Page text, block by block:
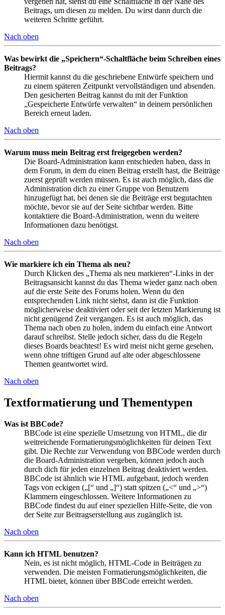
Beitrags, um diesen zu melden. Du wirst dann durch die
weiteren Schritte geführt.
Nach oben
Was bewirkt die „Speichern“-Schaltfläche beim Schreiben eines
Beitrags?
Hiermit kannst du die geschriebene Entwürfe speichern und
zu einem späteren Zeitpunkt vervollständigen und absenden.
Den gesicherten Beitrag kannst du mit der Funktion
„Gespeicherte Entwürfe verwalten“ in deinem persönlichen
Bereich erneut laden.
Nach oben
Warum muss mein Beitrag erst freigegeben werden?
Die Board-Administration kann entschieden haben, dass in
dem Forum, in dem du einen Beitrag erstellt hast, die Beiträge
zuerst geprüft werden müssen. Es ist auch möglich, dass die
Administration dich zu einer Gruppe von Benutzern
hinzugefügt hat, bei denen sie die Beiträge erst begutachten
möchte, bevor sie auf der Seite sichtbar werden. Bitte
kontaktiere die Board-Administration, wenn du weitere
Informationen dazu benötigst.
Nach oben
Wie markiere ich ein Thema als neu?
Durch Klicken des „Thema als neu markieren“-Links in der
Beitragsansicht kannst du das Thema wieder ganz nach oben
auf die erste Seite des Forums holen. Wenn du den
entsprechenden Link nicht siehst, dann ist die Funktion
möglicherweise deaktiviert oder seit der letzten Markierung ist
nicht genügend Zeit vergangen. Es ist auch möglich, das
Thema nach oben zu holen, indem du einfach eine Antwort
darauf schreibst. Stelle jedoch sicher, dass du die Regeln
dieses Boards beachtest! Es wird meist nicht gerne gesehen,
wenn ohne triftigen Grund auf alte oder abgeschlossene
Themen geantwortet wird.
Nach oben
Textformatierung und Thementypen
Was ist BBCode?
BBCode ist eine spezielle Umsetzung von HTML, die dir
weitreichende Formatierungsmöglichkeiten für deinen Text
gibt. Die Rechte zur Verwendung von BBCode werden durch
die Board-Administration vergeben, können jedoch auch
durch dich für jeden einzelnen Beitrag deaktiviert werden.
BBCode ist ähnlich wie HTML aufgebaut, jedoch werden
Tags von eckigen („[“ und „]“) statt spitzen („<“ und „>“)
Klammern eingeschlossen. Weitere Informationen zu
BBCode findest du auf einer speziellen Hilfe-Seite, die von
der Seite zur Beitragserstellung aus zugänglich ist.
Nach oben
Kann ich HTML benutzen?
Nein, es ist nicht möglich, HTML-Code in Beiträgen zu
verwenden. Die meisten Formatierungsmöglichkeiten, die
HTML bietet, können über BBCode erreicht werden.
Nach oben